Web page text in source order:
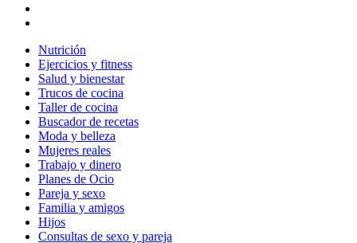
Nutrición
Ejercicios y fitness
Salud y bienestar
Trucos de cocina
Taller de cocina
Buscador de recetas
Moda y belleza
Mujeres reales
Trabajo y dinero
Planes de Ocio
Pareja y sexo
Familia y amigos
Hijos
Consultas de sexo y pareja